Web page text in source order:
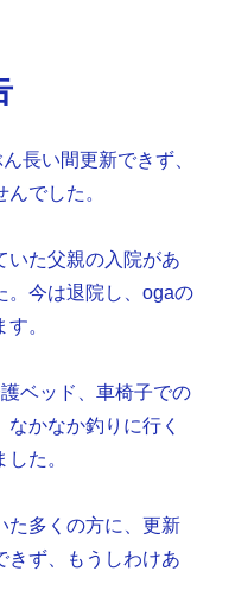
長い間更新できず、
でした。
いた父親の入院があ
。今は退院し、ogaの
。
ベッド、車椅子での
かなか釣りに行く
た。
た多くの方に、更新
きず、もうしわけあ